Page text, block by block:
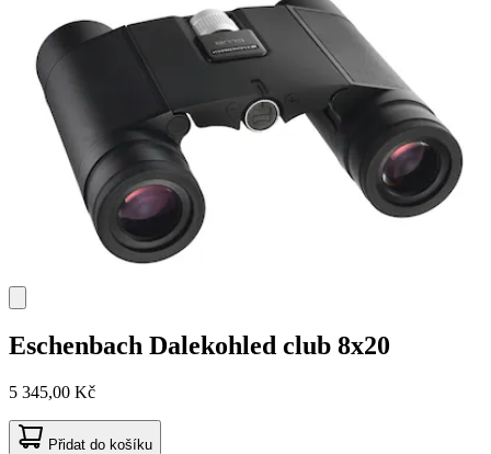
Eschenbach Dalekohled club 8x20
5 345,00 Kč
Přidat do košíku